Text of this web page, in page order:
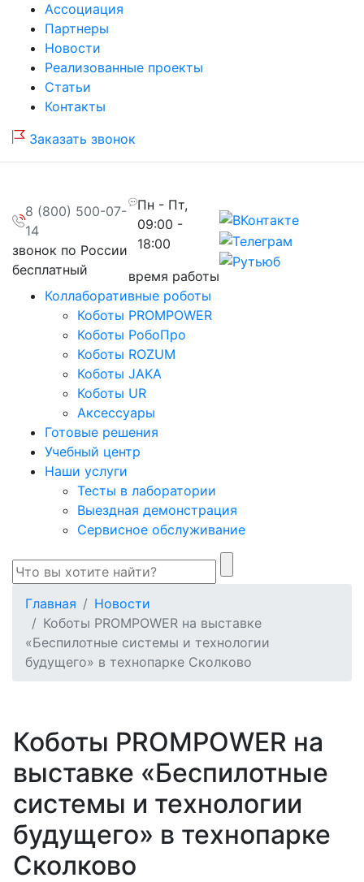
Ассоциация
Партнеры
Новости
Реализованные проекты
Статьи
Контакты
Заказать звонок
8 (800) 500-07-
14
звонок по России
бесплатный
Пн - Пт,
09:00 -
18:00
время работы
Коллаборативные роботы
Коботы PROMPOWER
Коботы РобоПро
Коботы ROZUM
Коботы JAKA
Коботы UR
Аксессуары
Готовые решения
Учебный центр
Наши услуги
Тесты в лаборатории
Выездная демонстрация
Сервисное обслуживание
Главная
Новости
Коботы PROMPOWER на выставке
«Беспилотные системы и технологии
будущего» в технопарке Сколково
Коботы PROMPOWER на
выставке «Беспилотные
системы и технологии
будущего» в технопарке
Сколково